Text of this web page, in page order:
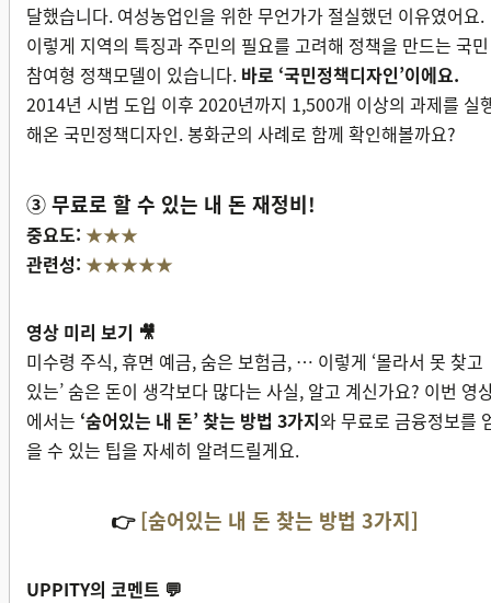
달했습니다. 여성농업인을 위한 무언가가 절실했던 이유였어요.
이렇게 지역의 특징과 주민의 필요를 고려해 정책을 만드는 국민
참여형 정책모델이 있습니다. 바로 ‘국민정책디자인’이에요.
2014년 시범 도입 이후 2020년까지 1,500개 이상의 과제를 실
해온 국민정책디자인. 봉화군의 사례로 함께 확인해볼까요?
③ 무료로 할 수 있는 내 돈 재정비!
중요도: ★★★
관련성: ★★★★★
영상 미리 보기 🎥
미수령 주식, 휴면 예금, 숨은 보험금, … 이렇게 ‘몰라서 못 찾고
있는’ 숨은 돈이 생각보다 많다는 사실, 알고 계신가요? 이번 영
에서는 ‘숨어있는 내 돈’ 찾는 방법 3가지와 무료로 금융정보를
을 수 있는 팁을 자세히 알려드릴게요.
👉[숨어있는 내 돈 찾는 방법 3가지]
UPPITY의 코멘트 💬